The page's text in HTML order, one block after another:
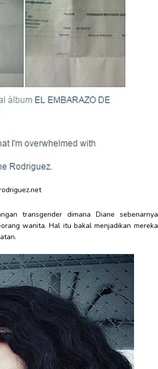
transgender dimana Diane sebenarnya
wanita. Hal itu bakal menjadikan mereka